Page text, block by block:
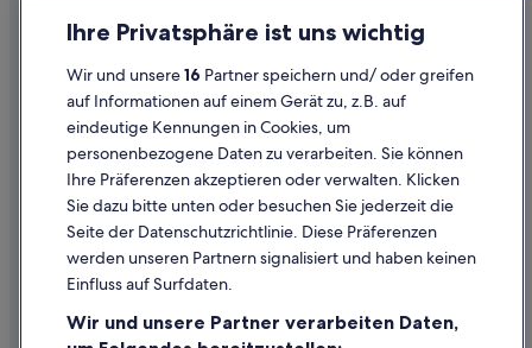
Rechtliche Hinweise/Kontakt
Inhaltsrichtlinien und Melden von Inhalten
Hilfe
Hilfe
Rückerstattungsprozess und Zeitrahmen
Ihre Privatsphäre ist uns wichtig
Wir und unsere16 Partner speichern und/ oder greifen
auf Informationen auf einem Gerät zu, z.B. auf
eindeutige Kennungen in Cookies, um
personenbezogene Daten zu verarbeiten. Sie können
Ihre Präferenzen akzeptieren oder verwalten. Klicken
Sie dazu bitte unten oder besuchen Sie jederzeit die
Seite der Datenschutzrichtlinie. Diese Präferenzen
werden unseren Partnern signalisiert und haben keinen
Einfluss auf Surfdaten.
Wir und unsere Partner verarbeiten Daten,